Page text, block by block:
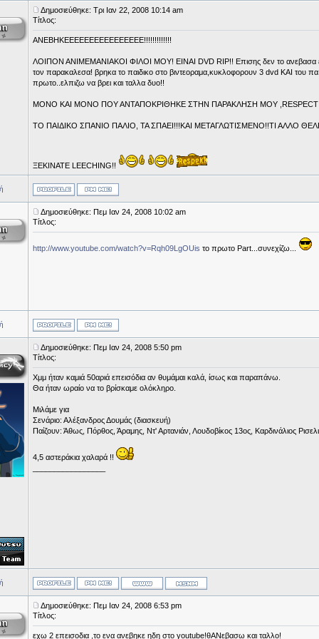
Δημοσιεύθηκε: Τρι Ιαν 22, 2008 10:14 am
Τίτλος:
ANEBHKEEEEEEEEEEEEEEEE!!!!!!!!!!!!!
ΛΟΙΠΟΝ ΑΝΙΜΕΜΑΝΙΑΚΟΙ ΦΙΛΟΙ ΜΟΥ! ΕΙΝΑΙ DVD RIP!! Eπισης δεν το ανεβασα
τον παρακαλεσα! βρηκα το παιδικο στο βιντεοραμα,κυκλοφορουν 3 dvd ΚΑΙ του
πρωτο..ελπιζω να βρει και ταλλα δυο!!
ΜΟΝΟ ΚΑΙ ΜΟΝΟ ΠΟΥ ΑΝΤΑΠΟΚΡΙΘΗΚΕ ΣΤΗΝ ΠΑΡΑΚΛΗΣΗ ΜΟΥ
TO ΠΑΙΔΙΚΟ ΣΠΑΝΙΟ ΠΑΛΙΟ, ΤΑ ΣΠΑΕΙ!!!ΚΑΙ ΜΕΤΑΓΛΩΤΙΣΜΕΝΟ!!ΤΙ ΑΛΛΟ
ΞΕΚΙΝΑΤΕ LEECHING!!
Δημοσιεύθηκε: Πεμ Ιαν 24, 2008 10:02 am
Τίτλος:
http://www.youtube.com/watch?v=Rqh09LgOUis το πρωτο Part...συνεχίζω...
Δημοσιεύθηκε: Πεμ Ιαν 24, 2008 5:50 pm
Τίτλος:
Χμμ ήταν καμιά 50αριά επεισόδια αν θυμάμαι καλά, ίσως και παραπάνω.
Θα ήταν ωραίο να το βρίσκαμε ολόκληρο.
Μιλάμε για
Σενάριο: Αλέξανδρος Δουμάς (διασκευή)
Παίζουν: Άθως, Πόρθος, Άραμης, Ντ' Αρτανιάν, Λουδοβίκος 13ος, Καρδινάλιος
4,5 αστεράκια χαλαρά !!
Δημοσιεύθηκε: Πεμ Ιαν 24, 2008 6:53 pm
Τίτλος:
εχω 2 επεισοδια ,το ενα ανεβηκε ηδη στο youtube!θΑΝεβασω και ταλλο!